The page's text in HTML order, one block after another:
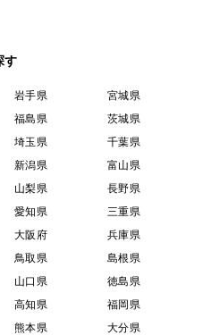
す
岩手県
宮城県
福島県
茨城県
埼玉県
千葉県
新潟県
富山県
山梨県
長野県
愛知県
三重県
大阪府
兵庫県
鳥取県
島根県
山口県
徳島県
高知県
福岡県
熊本県 大分県